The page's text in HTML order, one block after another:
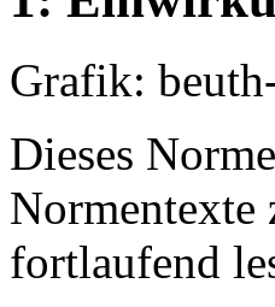
Grafik:
Dieses
Normentexte
fortlaufend